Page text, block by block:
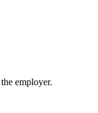
employer.